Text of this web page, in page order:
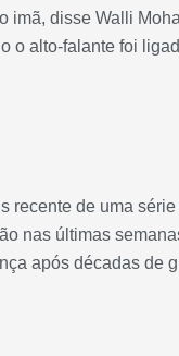
imã, disse Walli
o alto-falante foi
recente de uma série
nas últimas
após décadas de